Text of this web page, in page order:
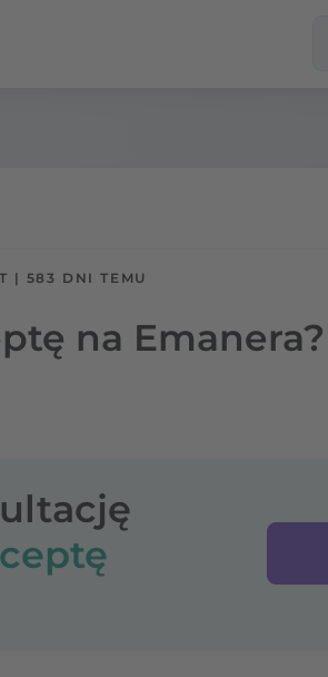
| 583 DNI TEMU
na Emanera?